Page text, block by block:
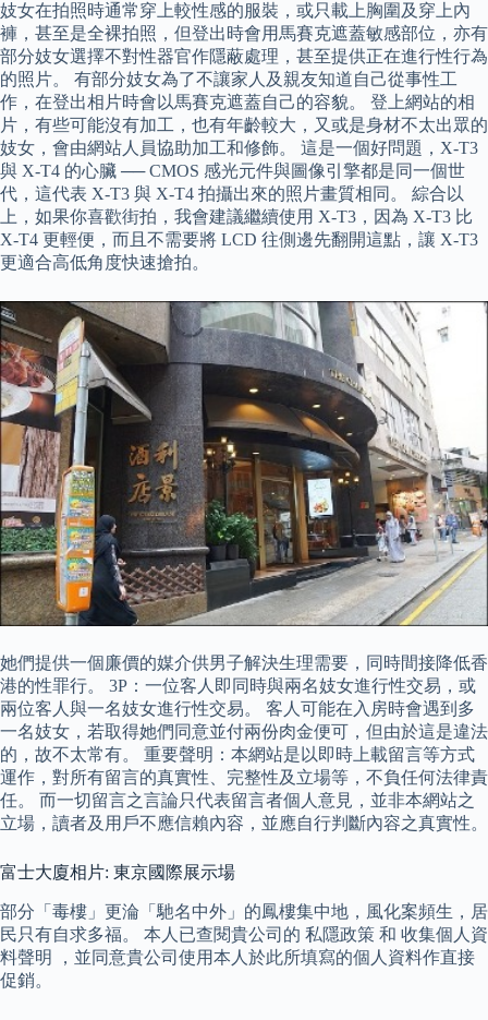
妓女在拍照時通常穿上較性感的服裝，或只載上胸圍及穿上內
褲，甚至是全裸拍照，但登出時會用馬賽克遮蓋敏感部位，亦有
部分妓女選擇不對性器官作隱蔽處理，甚至提供正在進行性行為
的照片。 有部分妓女為了不讓家人及親友知道自己從事性工
作，在登出相片時會以馬賽克遮蓋自己的容貌。 登上網站的相
片，有些可能沒有加工，也有年齡較大，又或是身材不太出眾的
妓女，會由網站人員協助加工和修飾。 這是一個好問題，X-T3
與 X-T4 的心臟 ── CMOS 感光元件與圖像引擎都是同一個世
代，這代表 X-T3 與 X-T4 拍攝出來的照片畫質相同。 綜合以
上，如果你喜歡街拍，我會建議繼續使用 X-T3，因為 X-T3 比
X-T4 更輕便，而且不需要將 LCD 往側邊先翻開這點，讓 X-T3
更適合高低角度快速搶拍。
她們提供一個廉價的媒介供男子解決生理需要，同時間接降低香
港的性罪行。 3P：一位客人即同時與兩名妓女進行性交易，或
兩位客人與一名妓女進行性交易。 客人可能在入房時會遇到多
一名妓女，若取得她們同意並付兩份肉金便可，但由於這是違法
的，故不太常有。 重要聲明：本網站是以即時上載留言等方式
運作，對所有留言的真實性、完整性及立場等，不負任何法律責
任。 而一切留言之言論只代表留言者個人意見，並非本網站之
立場，讀者及用戶不應信賴內容，並應自行判斷內容之真實性。
富士大廈相片: 東京國際展示場
部分「毒樓」更淪「馳名中外」的鳳樓集中地，風化案頻生，居
民只有自求多福。 本人已查閱貴公司的 私隱政策 和 收集個人資
料聲明 ，並同意貴公司使用本人於此所填寫的個人資料作直接
促銷。